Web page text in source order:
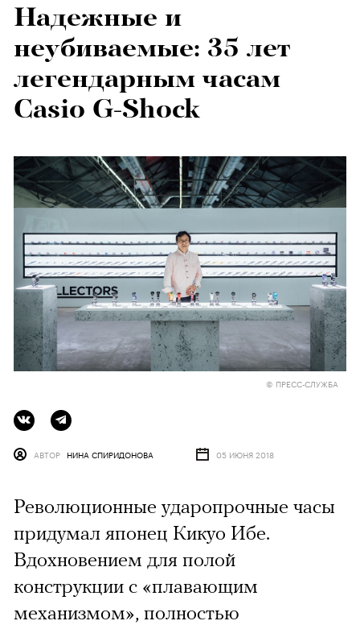
Надежные и
неубиваемые: 35 лет
легендарным часам
Casio G-Shock
© ПРЕСС-СЛУЖБА
АВТОР НИНА СПИРИДОНОВА 05 ИЮНЯ 2018
Революционные ударопрочные часы
придумал японец Кикуо Ибе.
Вдохновением для полой
конструкции с «плавающим
механизмом», полностью